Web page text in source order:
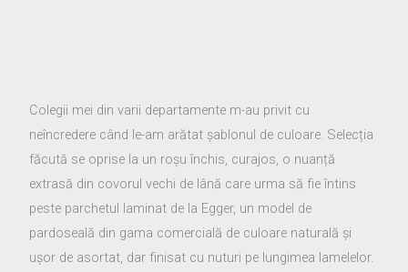
Colegii mei din varii departamente m-au privit cu
neîncredere când le-am arătat șablonul de culoare. Selecția
făcută se oprise la un roșu închis, curajos, o nuanță
extrasă din covorul vechi de lână care urma să fie întins
peste parchetul laminat de la Egger, un model de
pardoseală din gama comercială de culoare naturală și
ușor de asortat, dar finisat cu nuturi pe lungimea lamelelor.